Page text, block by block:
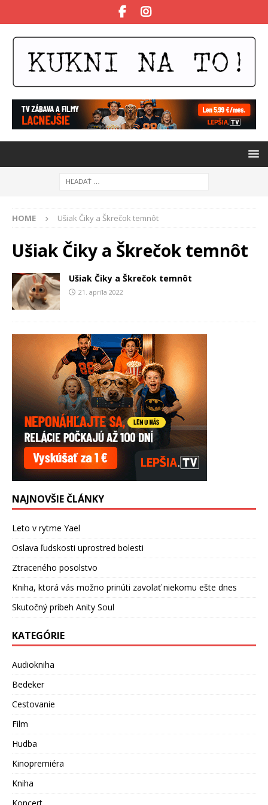
HOME Ušiak Čiky a Škrečok temnôt
Ušiak Čiky a Škrečok temnôt
Ušiak Čiky a Škrečok temnôt
21. apríla 2022
NAJNOVŠIE ČLÁNKY
Leto v rytme Yael
Oslava ľudskosti uprostred bolesti
Ztraceného posolstvo
Kniha, ktorá vás možno prinúti zavolať niekomu ešte dnes
Skutočný príbeh Anity Soul
KATEGÓRIE
Audiokniha
Bedeker
Cestovanie
Film
Hudba
Kinopremiéra
Kniha
Koncert